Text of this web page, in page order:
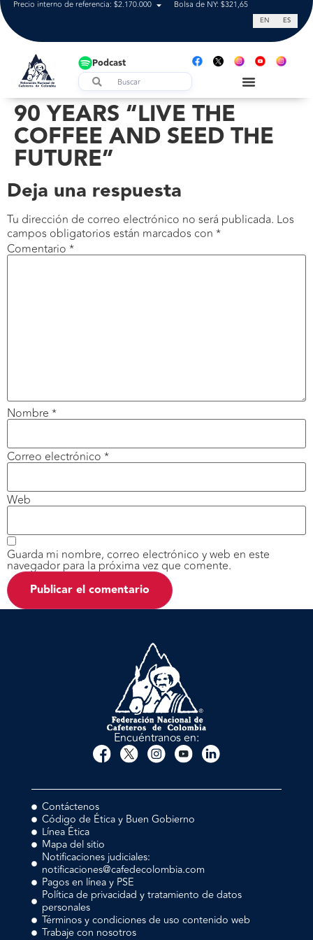
Precio interno de referencia: $2.170.000 Bolsa de NY: $321,65 Tasa de
EN ES
Podcast
90 YEARS “LIVE THE
COFFEE AND SEED THE
FUTURE”
Deja una respuesta
Tu dirección de correo electrónico no será publicada. Los
campos obligatorios están marcados con *
Comentario *
Nombre *
Correo electrónico *
Web
Guarda mi nombre, correo electrónico y web en este
navegador para la próxima vez que comente.
Encuéntranos en:
Contáctenos
Código de Ética y Buen Gobierno
Línea Ética
Mapa del sitio
Notificaciones judiciales:
notificaciones@cafedecolombia.com
Pagos en línea y PSE
Política de privacidad y tratamiento de datos
personales
Términos y condiciones de uso contenido web
Trabaje con nosotros